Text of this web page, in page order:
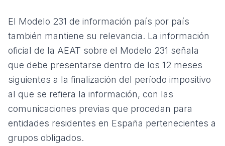
El Modelo 231 de información país por país
también mantiene su relevancia. La información
oficial de la AEAT sobre el Modelo 231 señala
que debe presentarse dentro de los 12 meses
siguientes a la finalización del período impositivo
al que se refiera la información, con las
comunicaciones previas que procedan para
entidades residentes en España pertenecientes a
grupos obligados.